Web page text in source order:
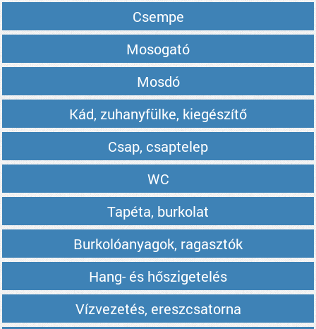
Csempe
Mosogató
Mosdó
Kád, zuhanyfülke, kiegészítő
Csap, csaptelep
WC
Tapéta, burkolat
Burkolóanyagok, ragasztók
Hang- és hőszigetelés
Vízvezetés, ereszcsatorna